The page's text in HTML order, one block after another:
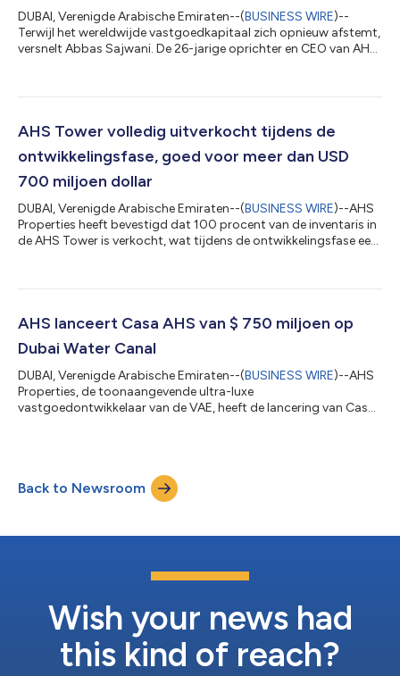
DUBAI, Verenigde Arabische Emiraten--(BUSINESS WIRE)--
Terwijl het wereldwijde vastgoedkapitaal zich opnieuw afstemt,
versnelt Abbas Sajwani. De 26-jarige oprichter en CEO van AHS
miljardair en de jongste miljardair wereldwijd in de
bouwt aan een van de snelst opschalende vastgoedplatformen
in Dubai. Sinds de lancering in 2021...
AHS Tower volledig uitverkocht tijdens de
ontwikkelingsfase, goed voor meer dan USD
700 miljoen dollar
DUBAI, Verenigde Arabische Emiraten--(BUSINESS WIRE)--AHS
Properties heeft bevestigd dat 100 procent van de inventaris in
de AHS Tower is verkocht, wat tijdens de ontwikkelingsfase een
vlaggenschipproject. De toren, die 69 verdiepingen hoog boven
van DIFC en het Museum of the Future. Ontworpen door het
AHS lanceert Casa AHS van $ 750 miljoen op
Dubai Water Canal
DUBAI, Verenigde Arabische Emiraten--(BUSINESS WIRE)--AHS
Properties, de toonaangevende ultra-luxe
vastgoedontwikkelaar van de VAE, heeft de lancering van Casa
herdefinieert elitair stedelijk leven met een samengestelde
collectie uitzonderlijke woningen. Casa AHS is ontworpen als
een zeldzame mix van architectonische p...
Back to Newsroom
Wish your news had
this kind of reach?